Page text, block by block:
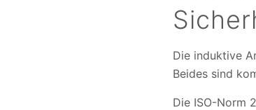
Die induktive
Beides sind
Die ISO-Norm